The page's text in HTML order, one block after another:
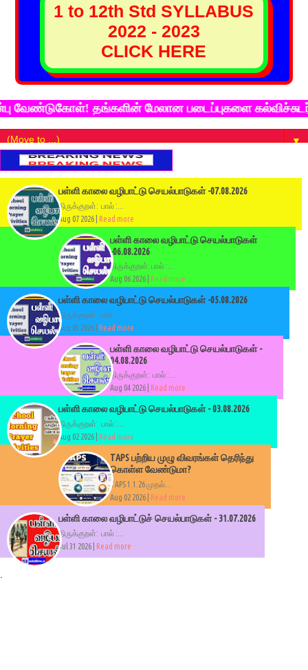
1 to 12th Std SYLLABUS
2022 - 2023
CLICK HERE
தங்களின் மேலான படைப்புகளை கல்விச்சுடர் இணைய
▼
பள்ளி காலை வழிபாட்டு செயல்பாடுகள் -07.08.2026
திருக்குறள்: பால் :...
Aug 07 2026 |
Read more
பள்ளி காலை வழிபாட்டு செயல்பாடுகள்
-06.08.2026
திருக்குறள்: பால் :...
Aug 06 2026 | Read more
பள்ளி காலை வழிபாட்டு செயல்பாடுகள் -05.08.2026
திருக்குறள்: பால் :...
Aug 05 2026 | Read more
பள்ளி காலை வழிபாட்டு செயல்பாடுகள் -
04.08.2026
திருக்குறள்: பால் :...
Aug 04 2026 |
Read more
பள்ளி காலை வழிபாட்டு செயல்பாடுகள் - 03.08.2026
திருக்குறள்: பால் :...
Aug 02 2026 | Read more
TAPS பற்றிய முழு விவரங்கள் தெரிந்து
கொள்ள வேண்டுமா?
TAPS 1.1.26 முதல்...
Aug 02 2026 |
Read more
பள்ளி காலை வழிபாட்டுச் செயல்பாடுகள் - 31.07.2026
திருக்குறள்: பால் :...
Jul 31 2026 |
Read more